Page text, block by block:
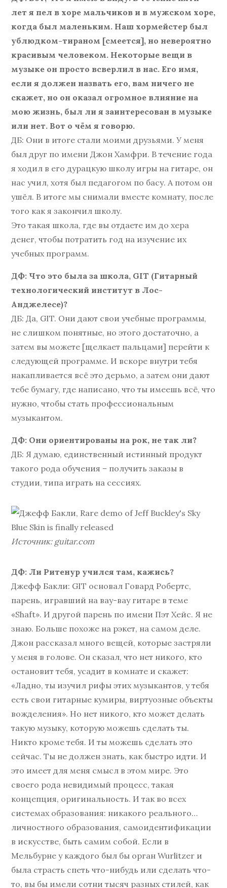
лет я пел в хоре мальчиков и в мужском хоре,
когда был маленьким. Наш хормейстер был
ублюдком-тираном [смеется], но невероятно
красивым человеком. Некоторые вещи в
музыке он просто всверлил в нас. Его имя,
если я должен назвать его, вам ничего не
скажет, но он оказал огромное влияние на
мою жизнь, был ли я заинтересован в музыке
или нет. Вот о чём я говорю.
ДБ: Они в итоге стали моими друзьями. У меня
был друг по имени Джон Хамфри. В течение года
я ходил в его дурацкую школу игры на гитаре, он
нас учил, хотя был педагогом по басу. А потом он
ушёл. В итоге мы снимали вместе комнату, после
того как я закончил школу.
Это такая школа, где вы отдаете им до хера
денег, чтобы потратить год на изучение их
учебных программ.
ДФ: Что это была за школа, GIT (Гитарный
технологический институт в Лос-
Анджелесе)?
ДБ: Да, GIT. Они дают свои учебные программы,
не слишком понятные, но этого достаточно, а
затем вы можете [щелкает пальцами] перейти к
следующей программе. И вскоре внутри тебя
накапливается всё это дерьмо, а затем они дают
тебе бумагу, где написано, что ты имеешь всё, что
нужно, чтобы стать профессиональным
музыкантом.
ДФ: Они ориентированы на рок, не так ли?
ДБ: Я думаю, единственный истинный продукт
такого рода обучения – получить заказы в
студии, типа играть на сессиях.
Источник: guitar.com
ДФ: Ли Ритенур учился там, кажись?
Джефф Бакли: GIT основал Говард Робертс,
парень, игравший на вау-вау гитаре в теме
«Shaft». И другой парень по имени Пэт Хейс. Я не
знаю. Больше похоже на рэкет, на самом деле.
Джон рассказал много вещей, которые застряли
у меня в голове. Он сказал, что нет никого, кто
остановит тебя, усадит в комнате и скажет:
«Ладно, ты изучил рифы этих музыкантов, у тебя
есть свои гитарные кумиры, виртуозные объекты
вожделения». Но нет никого, кто может делать
такую музыку, которую можешь сделать ты.
Никто кроме тебя. И ты можешь сделать это
сейчас. Ты не должен знать, как быстро идти. И
это имеет для меня смысл в этом мире. Это
своего рода невидимый процесс, такая
концепция, оригинальность. И так во всех
системах образования: никакого реального…
личностного образования, самоидентификации
в искусстве, быть самим собой. Если в
Мельбурне у каждого был бы орган Wurlitzer и
была страсть спеть что-нибудь или сделать что-
то, вы бы имели сотни тысяч разных стилей, как